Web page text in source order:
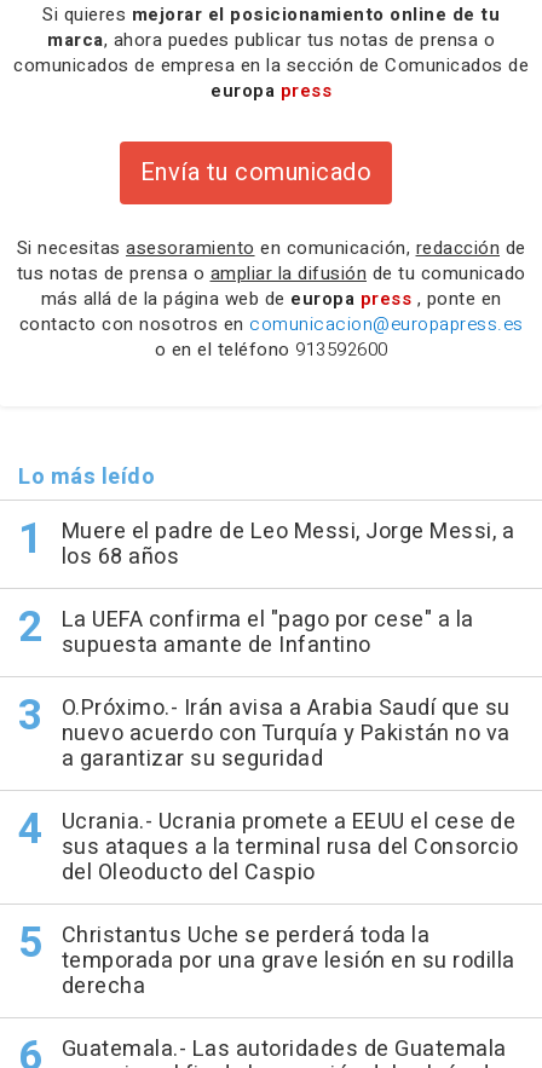
Si quieres mejorar el posicionamiento online de tu
marca, ahora puedes publicar tus notas de prensa o
comunicados de empresa en la sección de Comunicados de
europa press
Envía tu comunicado
Si necesitas asesoramiento en comunicación, redacción de
tus notas de prensa o ampliar la difusión de tu comunicado
más allá de la página web de europa press , ponte en
contacto con nosotros en comunicacion@europapress.es
o en el teléfono 913592600
Lo más leído
Muere el padre de Leo Messi, Jorge Messi, a
los 68 años
La UEFA confirma el "pago por cese" a la
supuesta amante de Infantino
O.Próximo.- Irán avisa a Arabia Saudí que su
nuevo acuerdo con Turquía y Pakistán no va
a garantizar su seguridad
Ucrania.- Ucrania promete a EEUU el cese de
sus ataques a la terminal rusa del Consorcio
del Oleoducto del Caspio
Christantus Uche se perderá toda la
temporada por una grave lesión en su rodilla
derecha
Guatemala.- Las autoridades de Guatemala